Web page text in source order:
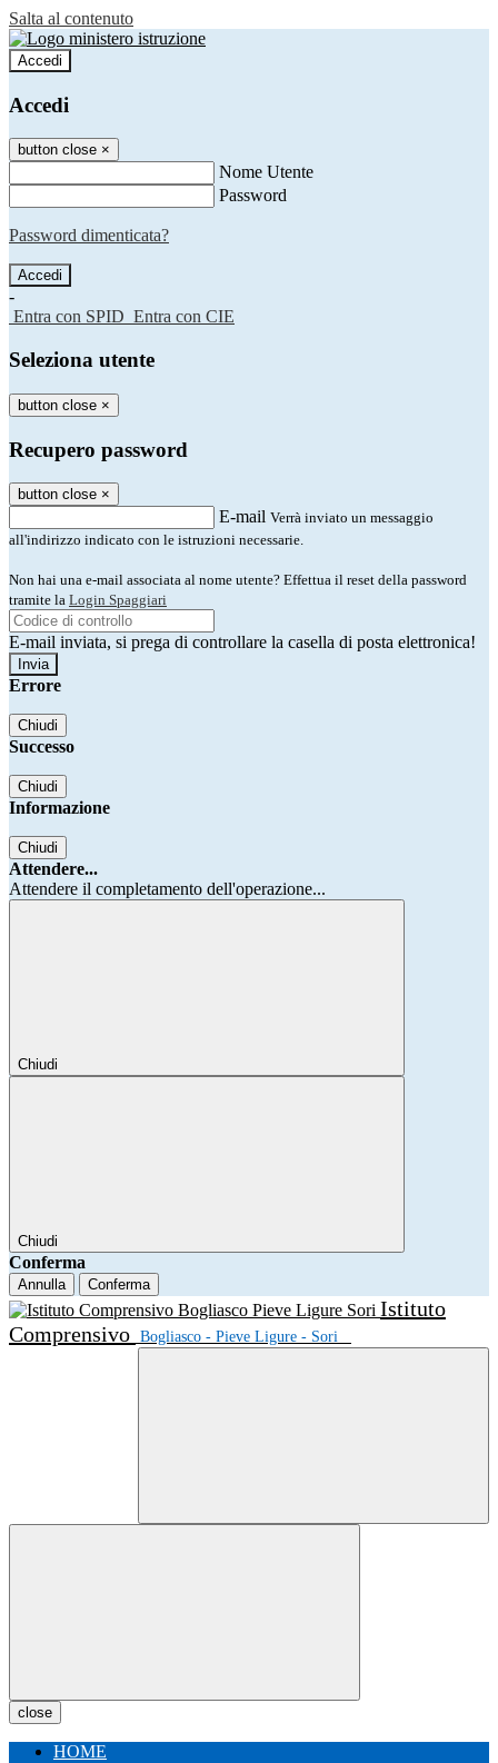
Salta al contenuto
Accedi
Accedi
button close ×
Nome Utente
Password
Password dimenticata?
-
Entra con SPID Entra con CIE
Seleziona utente
button close ×
Recupero password
button close ×
E-mail Verrà inviato un messaggio
all'indirizzo indicato con le istruzioni necessarie.
Non hai una e-mail associata al nome utente? Effettua il reset della password
tramite la Login Spaggiari
E-mail inviata, si prega di controllare la casella di posta elettronica!
Errore
Chiudi
Successo
Chiudi
Informazione
Chiudi
Attendere...
Attendere il completamento dell'operazione...
Chiudi
Chiudi
Conferma
Annulla Conferma
Istituto
Comprensivo Bogliasco - Pieve Ligure - Sori
close
HOME